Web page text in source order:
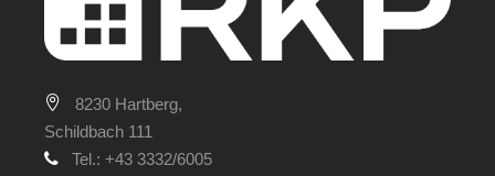
8230 Hartberg,
Schildbach 111
Tel.: +43 3332/6005